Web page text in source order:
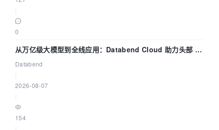
0
从万亿级大模型到全线应用：Databend Cloud 助力头部 AI
企业构建全链路 Trace 数据管道
Databend
2026-08-07
154